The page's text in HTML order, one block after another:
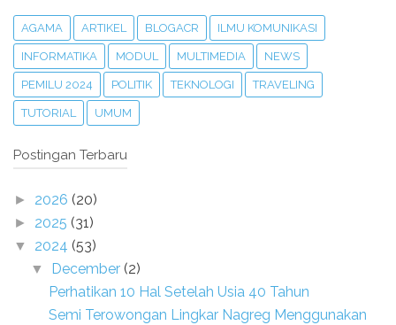
AGAMA ARTIKEL BLOGACR ILMU KOMUNIKASI
INFORMATIKA MODUL MULTIMEDIA NEWS
PEMILU 2024 POLITIK TEKNOLOGI TRAVELING
TUTORIAL UMUM
Postingan Terbaru
► 2026 (20)
► 2025 (31)
▼ 2024 (53)
▼ December (2)
Perhatikan 10 Hal Setelah Usia 40 Tahun
Semi Terowongan Lingkar Nagreg Menggunakan